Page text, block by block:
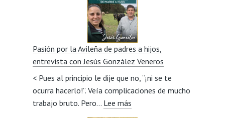
Pasión por la Avileña de padres a hijos,
entrevista con Jesús González Veneros
< Pues al principio le dije que no, “¡ni se te
ocurra hacerlo!”. Veía complicaciones de mucho
trabajo bruto. Pero… Lee más: